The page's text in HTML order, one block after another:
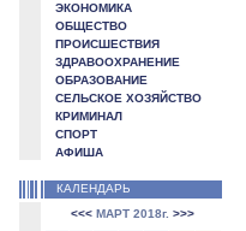
ЭКОНОМИКА
ОБЩЕСТВО
ПРОИСШЕСТВИЯ
ЗДРАВООХРАНЕНИЕ
ОБРАЗОВАНИЕ
СЕЛЬСКОЕ ХОЗЯЙСТВО
КРИМИНАЛ
СПОРТ
АФИША
КАЛЕНДАРЬ
<<< МАРТ 2018г. >>>